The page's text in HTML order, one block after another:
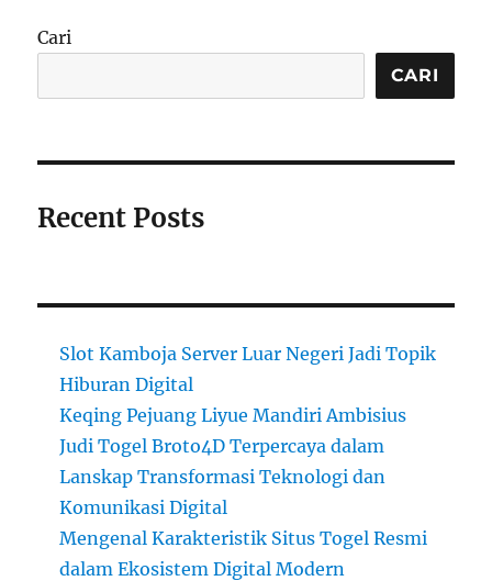
Cari
CARI
Recent Posts
Slot Kamboja Server Luar Negeri Jadi Topik
Hiburan Digital
Keqing Pejuang Liyue Mandiri Ambisius
Judi Togel Broto4D Terpercaya dalam
Lanskap Transformasi Teknologi dan
Komunikasi Digital
Mengenal Karakteristik Situs Togel Resmi
dalam Ekosistem Digital Modern